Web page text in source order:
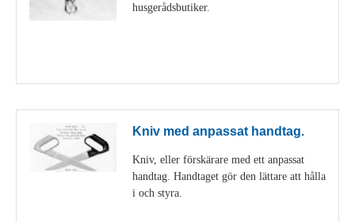
husgerådsbutiker.
Kniv med anpassat handtag.
Kniv, eller förskärare med ett anpassat
handtag. Handtaget gör den lättare att hålla
i och styra.